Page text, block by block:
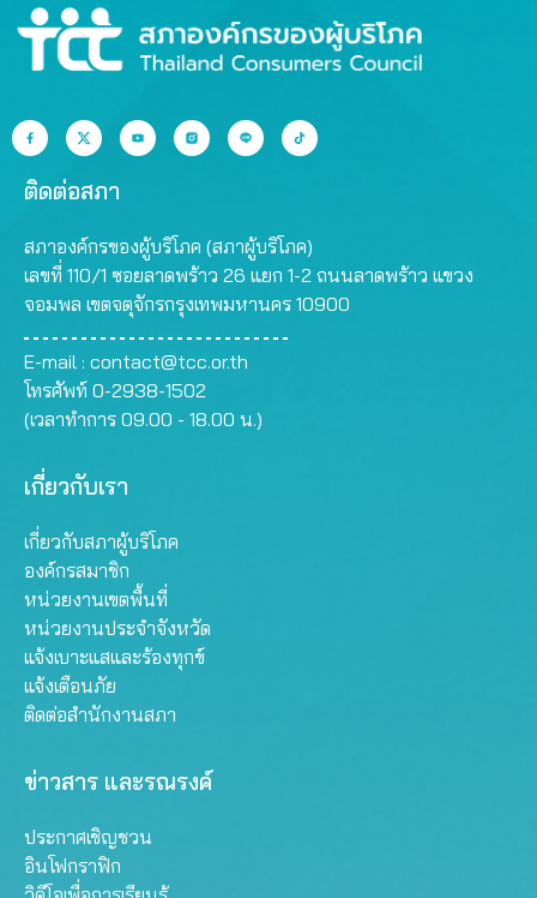
ติดต่อสภา
สภาองค์กรของผู้บริโภค (สภาผู้บริโภค)
เลขที่ 110/1 ซอยลาดพร้าว 26 แยก 1-2 ถนนลาดพร้าว แขวง
จอมพล เขตจตุจักรกรุงเทพมหานคร 10900
E-mail : contact@tcc.or.th
โทรศัพท์ 0-2938-1502
(เวลาทำการ 09.00 - 18.00 น.)
เกี่ยวกับเรา
เกี่ยวกับสภาผู้บริโภค
องค์กรสมาชิก
หน่วยงานเขตพื้นที่
หน่วยงานประจำจังหวัด
แจ้งเบาะแสและร้องทุกข์
แจ้งเตือนภัย
ติดต่อสำนักงานสภา
ข่าวสาร และรณรงค์
ประกาศเชิญชวน
อินโฟกราฟิก